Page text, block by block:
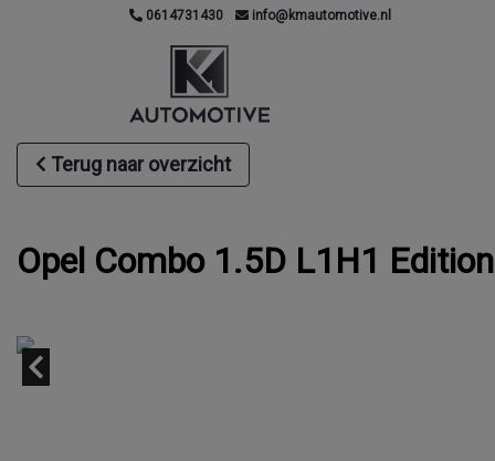
0614731430 info@kmautomotive.nl
Terug naar overzicht
Opel Combo 1.5D L1H1